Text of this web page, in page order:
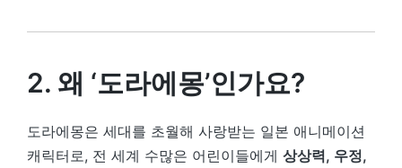
2. 왜 ‘도라에몽’인가요?
도라에몽은 세대를 초월해 사랑받는 일본 애니메이션
캐릭터로, 전 세계 수많은 어린이들에게 상상력, 우정,